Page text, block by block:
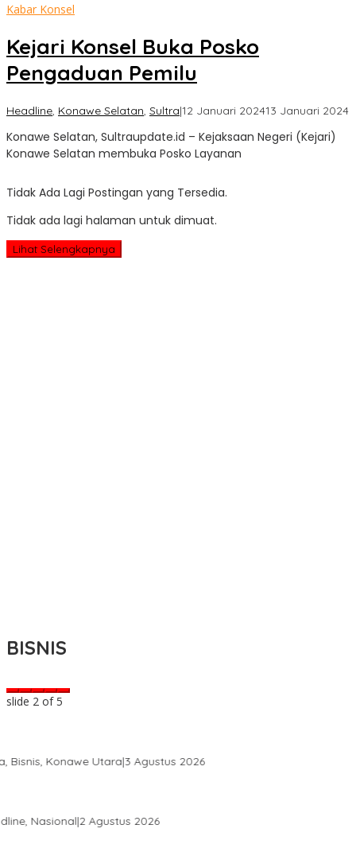
Kabar Konsel
Kejari Konsel Buka Posko
Pengaduan Pemilu
Headline, Konawe Selatan, Sultra|12 Januari 202413 Januari 2024
Konawe Selatan, Sultraupdate.id – Kejaksaan Negeri (Kejari)
Konawe Selatan membuka Posko Layanan
Tidak Ada Lagi Postingan yang Tersedia.
Tidak ada lagi halaman untuk dimuat.
Lihat Selengkapnya
BISNIS
slide 2 of 5